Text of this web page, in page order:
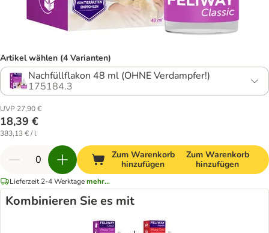
Artikel wählen (4 Varianten)
Nachfüllflakon 48 ml (OHNE Verdampfer!)
175184.3
UVP 27,90 €
18,39 €
383,13 € / l
Zum Warenkorb
hinzufügen
Zum Warenkorb
hinzufügen
Lieferzeit 2-4 Werktagemehr...
Kombinieren Sie es mit